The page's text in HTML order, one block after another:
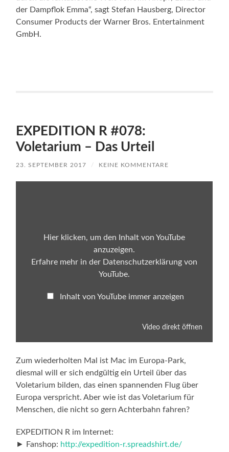
der Dampflok Emma“, sagt Stefan Hausberg, Director
Consumer Products der Warner Bros. Entertainment
GmbH.
EXPEDITION R #078:
Voletarium – Das Urteil
23. SEPTEMBER 2017 / KEINE KOMMENTARE
Hier klicken, um den Inhalt von YouTube
anzuzeigen.
Erfahre mehr in der Datenschutzerklärung von
YouTube.
Inhalt von YouTube immer anzeigen
Video direkt öffnen
Zum wiederholten Mal ist Mac im Europa-Park,
diesmal will er sich endgültig ein Urteil über das
Voletarium bilden, das einen spannenden Flug über
Europa verspricht. Aber wie ist das Voletarium für
Menschen, die nicht so gern Achterbahn fahren?
EXPEDITION R im Internet:
► Fanshop: http://expedition-r.spreadshirt.de/